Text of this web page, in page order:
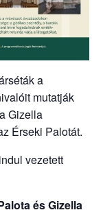
a
mutatják
Gizella
Érseki Palotát.
vezetett
és Gizella